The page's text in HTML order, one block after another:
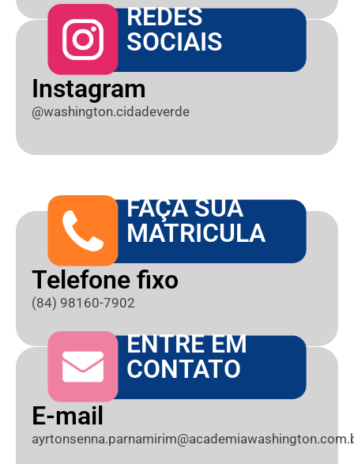
REDES
SOCIAIS
Instagram
@washington.cidadeverde
FAÇA SUA
MATRICULA
Telefone fixo
(84) 98160-7902
ENTRE EM
CONTATO
E-mail